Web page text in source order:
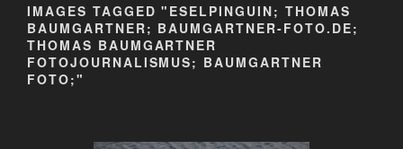
IMAGES TAGGED "ESELPINGUIN; THOMAS
BAUMGARTNER; BAUMGARTNER-FOTO.DE;
THOMAS BAUMGARTNER
FOTOJOURNALISMUS; BAUMGARTNER
FOTO;"